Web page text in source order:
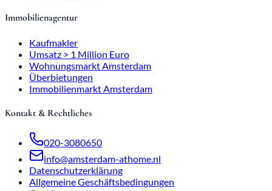
Immobilienagentur
Kaufmakler
Umsatz > 1 Million Euro
Wohnungsmarkt Amsterdam
Überbietungen
Immobilienmarkt Amsterdam
Kontakt & Rechtliches
020-3080650
info@amsterdam-athome.nl
Datenschutzerklärung
Allgemeine Geschäftsbedingungen